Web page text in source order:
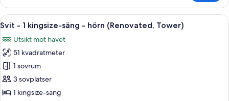
(Renovated)
-
kingsize-
-
havsutsikt
(Renovated)
Öppna
alla
foton
för
Svit
-
1
Ett modernt hotellrum med en
8
Svit - 1 kingsize-säng - hörn (Renovated, Tower)
Utsikt mot havet
51 kvadratmeter
1 sovrum
3 sovplatser
1 kingsize-säng